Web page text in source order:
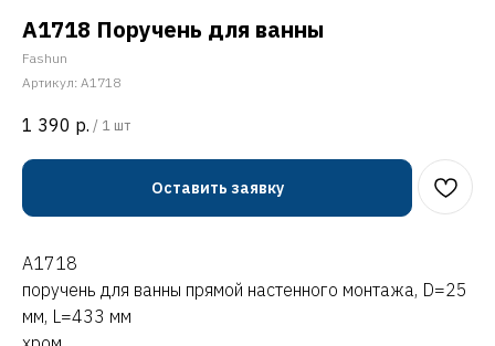
A1718 Поручень для ванны
Fashun
Артикул: A1718
1 390 р. / 1 шт
Оставить заявку
A1718
поручень для ванны прямой настенного монтажа, D=25
мм, L=433 мм